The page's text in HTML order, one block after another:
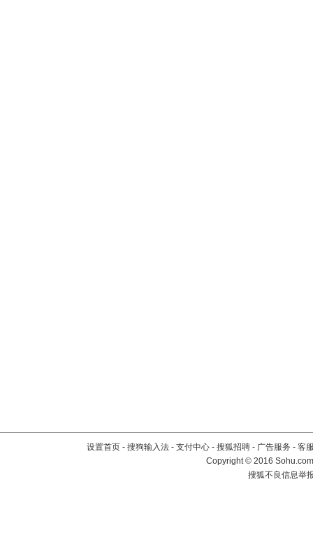
设置首页 - 搜狗输入法 - 支付中心 - 搜狐招聘 - 广告服务 - 客
Copyright©2016
搜狐不良信息举